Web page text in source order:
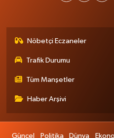
Nöbetçi Eczaneler
Trafik Durumu
Tüm Manşetler
Haber Arşivi
Güncel Politika Dünya